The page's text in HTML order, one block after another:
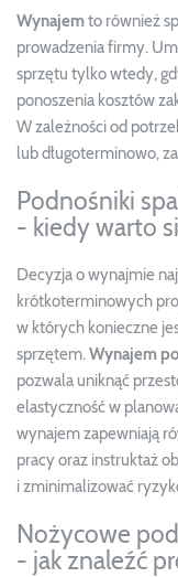
Wynajem to również
prowadzenia firmy.
sprzętu tylko wtedy,
ponoszenia kosztów
W zależności od
lub długoterminowo,
Podnośniki
- kiedy warto
Decyzja o wynajmie
krótkoterminowych
w których konieczne
sprzętem. Wynajem
pozwala uniknąć
elastyczność w
wynajem zapewniają
pracy oraz instruktaż
i zminimalizować
Nożycowe
- jak znaleźć